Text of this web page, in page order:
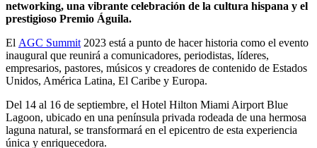
networking, una vibrante celebración de la cultura hispana y el
prestigioso Premio Águila.
El AGC Summit2023 está a punto de hacer historia como el evento
inaugural que reunirá a comunicadores, periodistas, líderes,
empresarios, pastores, músicos y creadores de contenido de Estados
Unidos, América Latina, El Caribe y Europa.
Del 14 al 16 de septiembre, el Hotel Hilton Miami Airport Blue
Lagoon, ubicado en una península privada rodeada de una hermosa
laguna natural, se transformará en el epicentro de esta experiencia
única y enriquecedora.